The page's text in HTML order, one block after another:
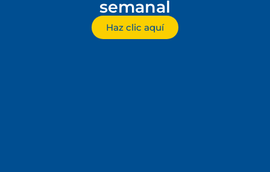
semanal
Haz clic aquí